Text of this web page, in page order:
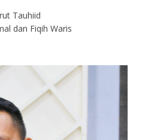
Tauhiid
dan Fiqih Waris